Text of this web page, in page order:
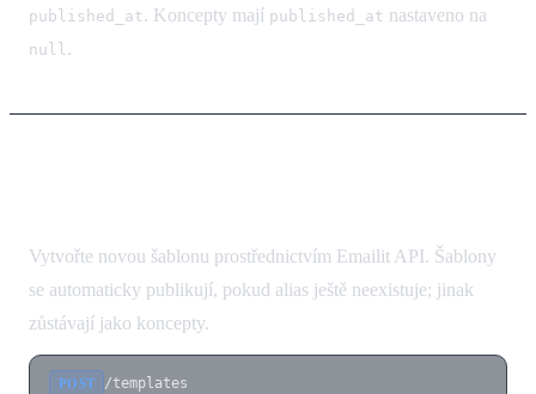
published_at. Koncepty mají published_at nastaveno na
null.
Vytvořte novou šablonu prostřednictvím Emailit API. Šablony
se automaticky publikují, pokud alias ještě neexistuje; jinak
zůstávají jako koncepty.
POST /templates